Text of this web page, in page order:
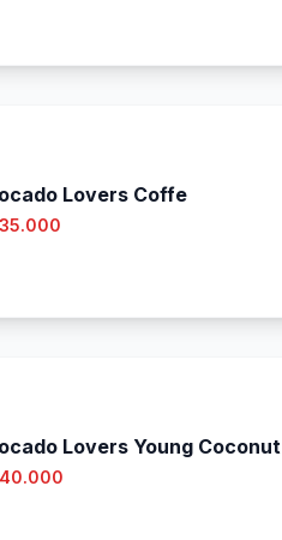
Lovers Coffe
Lovers Young Coconut